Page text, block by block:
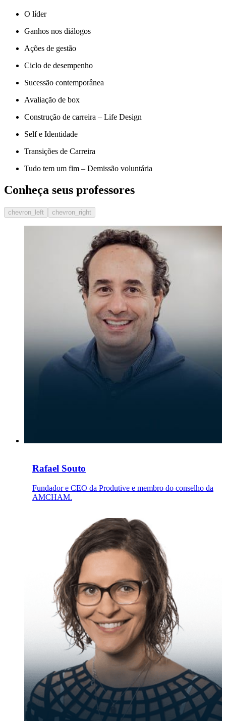
O líder
Ganhos nos diálogos
Ações de gestão
Ciclo de desempenho
Sucessão contemporânea
Avaliação de box
Construção de carreira – Life Design
Self e Identidade
Transições de Carreira
Tudo tem um fim – Demissão voluntária
Conheça seus professores
chevron_left chevron_right
Rafael Souto
Fundador e CEO da Produtive e membro do conselho da
AMCHAM.